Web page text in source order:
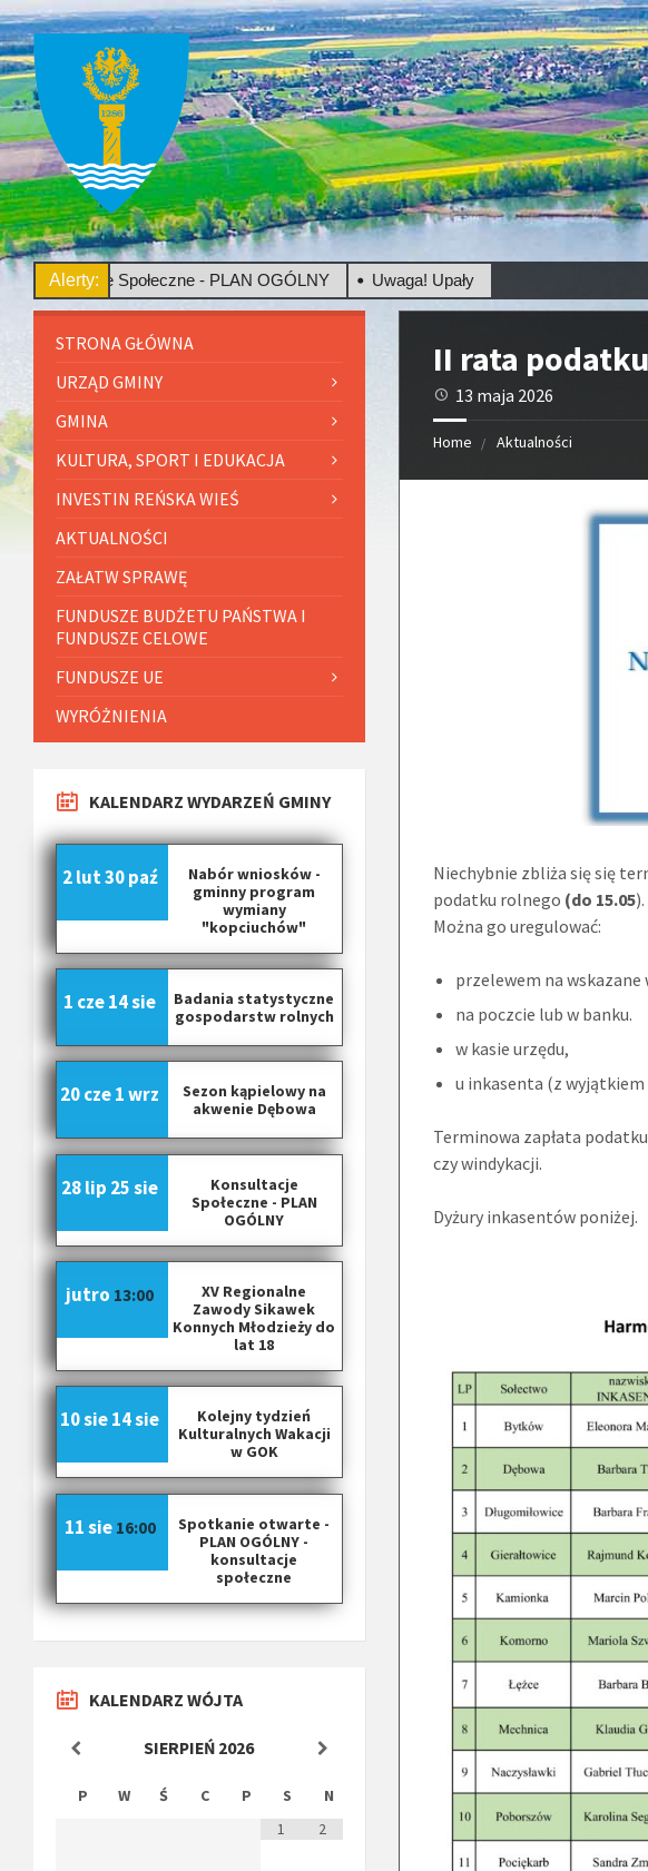
Alerty:
Społeczne - PLAN OGÓLNY Uwaga! Upały
II rata
13 maja 2026
Home Aktualności
Niechybnie zbliża się się
podatku rolnego (do 15.05).
Można go uregulować:
przelewem na
na poczcie lub w banku.
w kasie urzędu,
u inkasenta (z wyjątkiem
Terminowa zapłata
czy windykacji.
Dyżury inkasentów poniżej.
STRONA GŁÓWNA
URZĄD GMINY
GMINA
KULTURA, SPORT I EDUKACJA
INVESTIN REŃSKA WIEŚ
AKTUALNOŚCI
ZAŁATW SPRAWĘ
FUNDUSZE BUDŻETU PAŃSTWA I
FUNDUSZE CELOWE
FUNDUSZE UE
WYRÓŻNIENIA
KALENDARZ WYDARZEŃ GMINY
Nabór wniosków -
gminny program
wymiany
"kopciuchów"
2 lut30 paź
Badania statystyczne
gospodarstw rolnych
1 cze14 sie
Sezon kąpielowy na
akwenie Dębowa
20 cze1 wrz
Konsultacje
Społeczne - PLAN
OGÓLNY
28 lip 25 sie
XV Regionalne
Zawody Sikawek
Konnych Młodzieży do
lat 18
jutro 13:00
Kolejny tydzień
Kulturalnych Wakacji
w GOK
10 sie14 sie
Spotkanie otwarte -
PLAN OGÓLNY -
konsultacje
społeczne
11 sie 16:00
KALENDARZ WÓJTA
SIERPIEŃ 2026
P W Ś C P S
N
1
2